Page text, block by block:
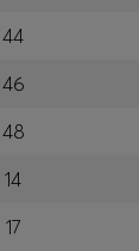
44
46
48
14
17